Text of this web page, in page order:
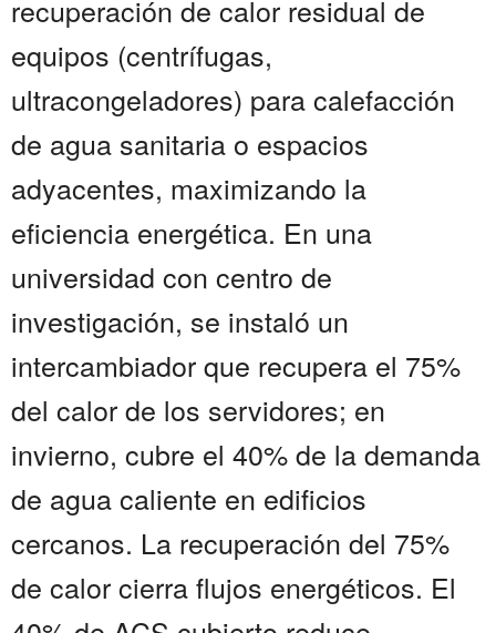
recuperación de calor residual de
equipos (centrífugas,
ultracongeladores) para calefacción
de agua sanitaria o espacios
adyacentes, maximizando la
eficiencia energética. En una
universidad con centro de
investigación, se instaló un
intercambiador que recupera el 75%
del calor de los servidores; en
invierno, cubre el 40% de la demanda
de agua caliente en edificios
cercanos. La recuperación del 75%
de calor cierra flujos energéticos. El